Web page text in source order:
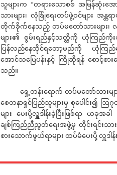
သူများက “တရားသောစစ် အမြန်ဆုံးအ
သားများ၊ လုံခြုံရေးတပ်ဖွဲ့ဝင်များ အ
တိုက်ခိုက်နေသည့် တပ်မတော်သားများ၊ လုံ
များ၏ စွမ်းရည်နှင့်သတ္တိကို ယုံကြည်ကိုးစ
ပြန်လည်နေထိုင်ရတော့မည်ကို ယုံကြည်မ
အောင်သပြေပန်းနှင့် ကြိုဆိုရန် စောင့်စာ
သည်။
ရှေ့တန်းရောက် တပ်မတော်သားများ
စေတနာရှင်ပြည်သူများမှ စုပေါင်း၍
များ ပေးပို့လှူဒါန်းခဲ့ပြီးဖြစ်ရာ ယခု
ချစ်ကြည်ညီညွတ်ရေးအဖွဲ့မှ တိုင်းရင်းသား
စားသောက်ဖွယ်ရာများ ထပ်မံပေးပို့ လှူဒါ